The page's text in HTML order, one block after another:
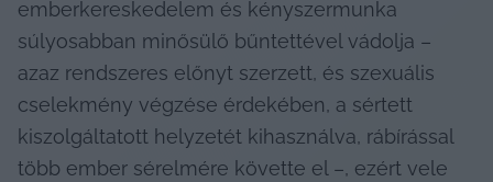
emberkereskedelem és kényszermunka
súlyosabban minősülő bűntettével vádolja –
azaz rendszeres előnyt szerzett, és szexuális
cselekmény végzése érdekében, a sértett
kiszolgáltatott helyzetét kihasználva, rábírással
több ember sérelmére követte el –, ezért vele